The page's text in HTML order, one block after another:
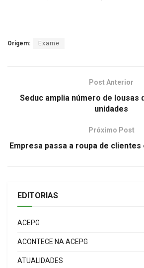
Origem: Exame
Post Anterior
Seduc amplia número de lousas
unidades
Próximo Post
Empresa passa a roupa de clientes
EDITORIAS
ACEPG
ACONTECE NA ACEPG
ATUALIDADES